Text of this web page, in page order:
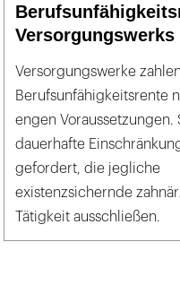
Versorgungswerks
Versorgungswerke
Berufsunfähigkeitsrente
engen Voraussetzungen.
dauerhafte
gefordert, die jegliche
existenzsichernde
Tätigkeit ausschließen.